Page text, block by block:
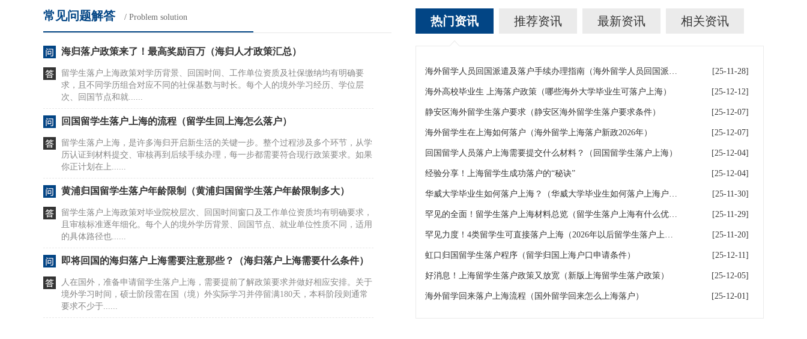
常见问题解答 / Problem solution
海归落户政策来了！最高奖励百万（海归人才政策汇总）
留学生落户上海政策对学历背景、回国时间、工作单位资质及社保缴纳均有明确要
求，且不同学历组合对应不同的社保基数与时长。每个人的境外学习经历、学位层
次、回国节点和就......
回国留学生落户上海的流程（留学生回上海怎么落户）
留学生落户上海，是许多海归开启新生活的关键一步。整个过程涉及多个环节，从学
历认证到材料提交、审核再到后续手续办理，每一步都需要符合现行政策要求。如果
你正计划在上......
黄浦归国留学生落户年龄限制（黄浦归国留学生落户年龄限制多大）
留学生落户上海政策对毕业院校层次、回国时间窗口及工作单位资质均有明确要求，
且审核标准逐年细化。每个人的境外学历背景、回国节点、就业单位性质不同，适用
的具体路径也......
即将回国的海归落户上海需要注意那些？（海归落户上海需要什么条件）
人在国外，准备申请留学生落户上海，需要提前了解政策要求并做好相应安排。关于
境外学习时间，硕士阶段需在国（境）外实际学习并停留满180天，本科阶段则通常
要求不少于......
热门资讯 推荐资讯 最新资讯 相关资讯
海外留学人员回国派遣及落户手续办理指南（海外留学人员回国派遣及落户手续办理指南最新） [25-11-28]
海外高校毕业生 上海落户政策（哪些海外大学毕业生可落户上海） [25-12-12]
静安区海外留学生落户要求（静安区海外留学生落户要求条件） [25-12-07]
海外留学生在上海如何落户（海外留学上海落户新政2026年） [25-12-07]
回国留学人员落户上海需要提交什么材料？（回国留学生落户上海） [25-12-04]
经验分享！上海留学生成功落户的“秘诀” [25-12-04]
华威大学毕业生如何落户上海？（华威大学毕业生如何落户上海户口） [25-11-30]
罕见的全面！留学生落户上海材料总览（留学生落户上海有什么优惠政策） [25-11-29]
罕见力度！4类留学生可直接落户上海（2026年以后留学生落户上海政策） [25-11-20]
虹口归国留学生落户程序（留学归国上海户口申请条件） [25-12-11]
好消息！上海留学生落户政策又放宽（新版上海留学生落户政策） [25-12-05]
海外留学回来落户上海流程（国外留学回来怎么上海落户） [25-12-01]